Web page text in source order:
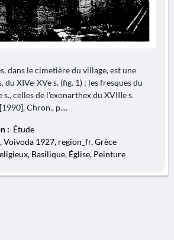
dans le cimetière du village, est une
du XIVe-XVe s. (fig. 1) ; les fresques du
s., celles de l'exonarthex du XVIIIe s.
Chron., p....
: Étude
Voivoda 1927, region_fr, Grèce
Basilique, Église, Peinture